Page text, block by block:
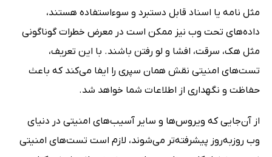
مثل نامه یا اسناد قابل دستبرد و سوءاستفاده هستند،
داده‌های تحت وب نیز ممکن است در معرض خطرات گوناگونی
مثل هک، سرقت، افشا و لو رفتن باشند. با این تعریف،
تست‌های امنیتی نقش همان سپری را ایفا می‌کند که باعث
حفاظت و نگهداری از اطلاعات شما خواهد شد.
از آن‌جایی که ویروس‌ها و سایر آسیب‌های امنیتی در دنیای
وب روز‌به‌روز پیشرفته‌تر می‌شوند، لازم است تست‌های امنیتی